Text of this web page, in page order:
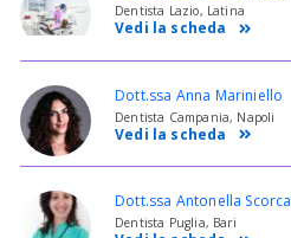
Dentista Lazio, Latina
Vedi la scheda
Dott.ssa Anna Mariniello
Dentista Campania, Napoli
Vedi la scheda
Dott.ssa Antonella Scorca
Dentista Puglia, Bari